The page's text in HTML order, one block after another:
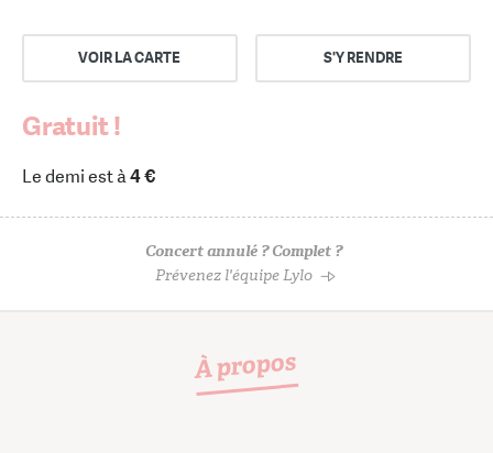
VOIR LA CARTE S'Y RENDRE
Gratuit !
Le demi est à4 €
Concert annulé ? Complet ?
Prévenez l'équipe Lylo
À propos